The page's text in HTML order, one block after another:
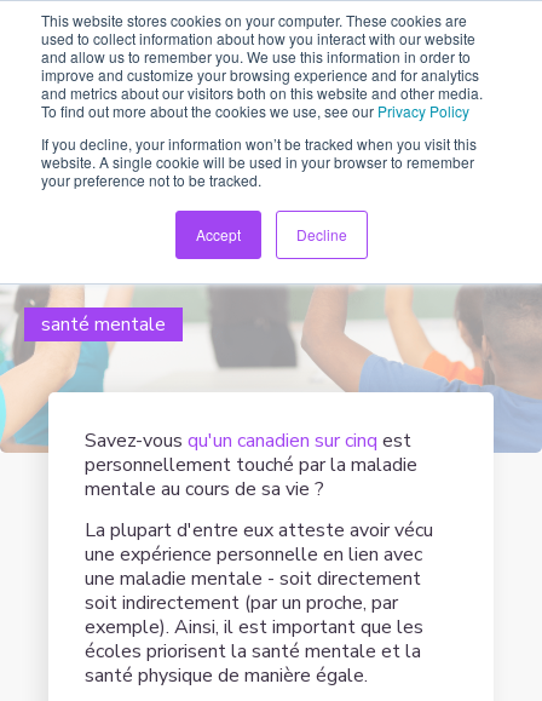
This website stores cookies on your computer. These cookies are
used to collect information about how you interact with our website
and allow us to remember you. We use this information in order to
improve and customize your browsing experience and for analytics
and metrics about our visitors both on this website and other media.
To find out more about the cookies we use, see our Privacy Policy
If you decline, your information won’t be tracked when you visit this
website. A single cookie will be used in your browser to remember
your preference not to be tracked.
Accept Decline
5 Moyens de Soutenir la Santé
Mentale des élèves
santé mentale
Savez-vousqu'un canadien sur cinq est
personnellement touché par la maladie
mentale au cours de sa vie ?
La plupart d'entre eux atteste avoir vécu
une expérience personnelle en lien avec
une maladie mentale - soit directement
soit indirectement (par un proche, par
exemple). Ainsi, il est important que les
écoles priorisent la santé mentale et la
santé physique de manière égale.